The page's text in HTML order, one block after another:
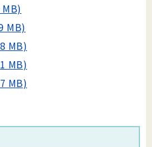
MB)
MB)
MB)
MB)